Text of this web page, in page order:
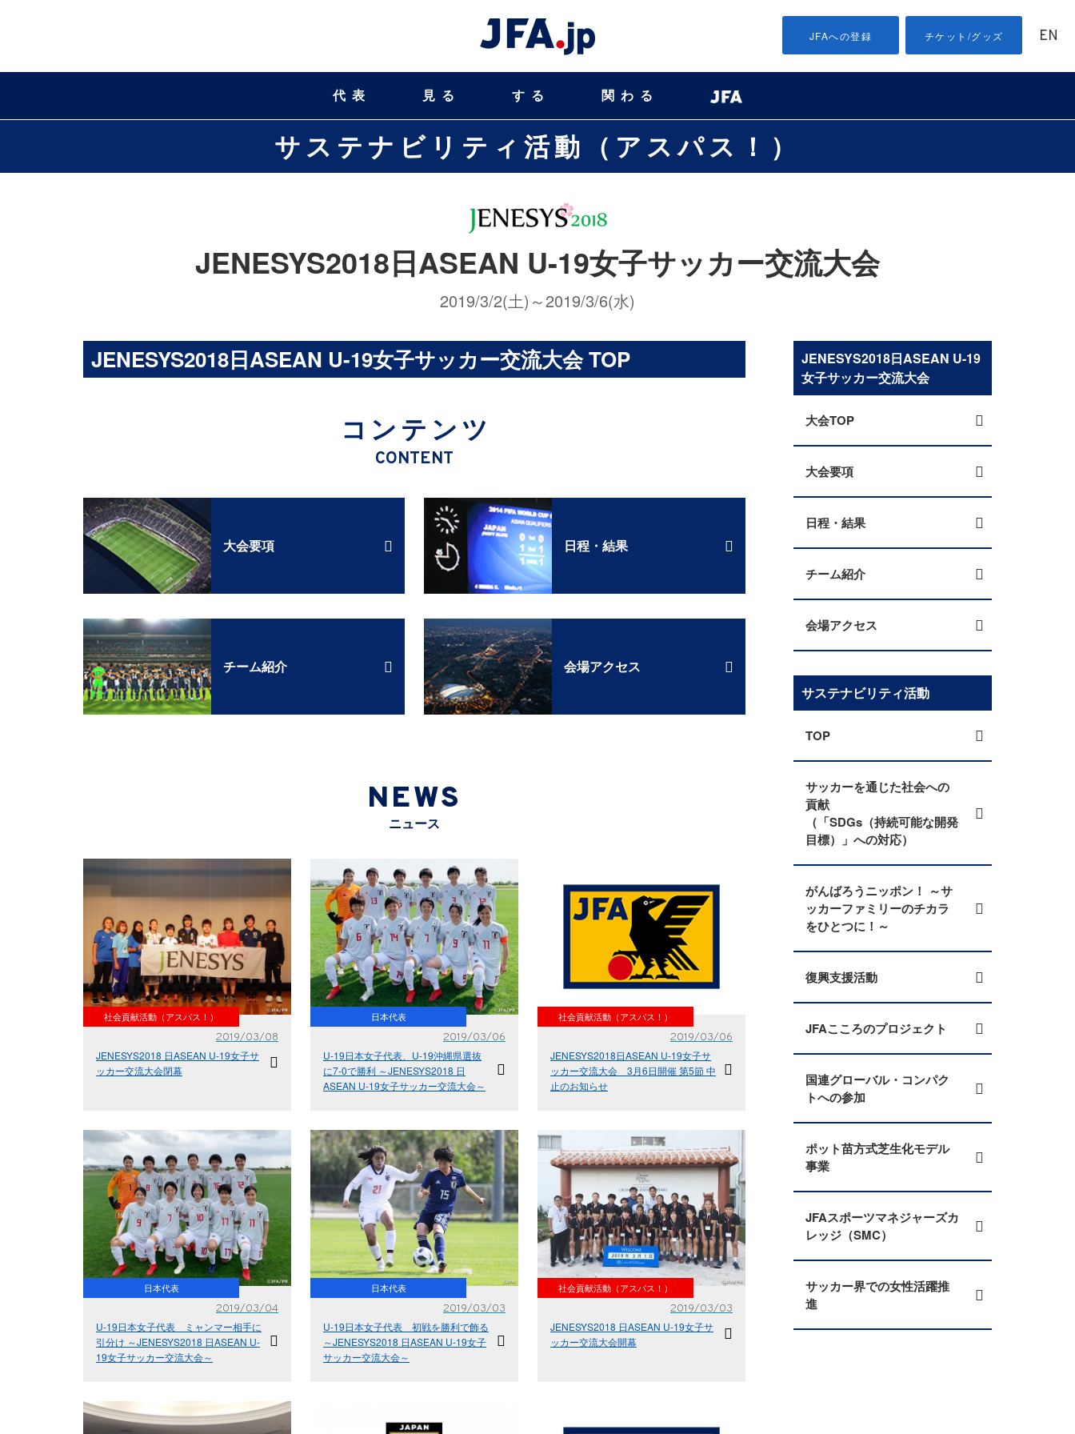
JFAへの登録 チケット/グッズ EN
代表 見る する 関わる
サステナビリティ活動（アスパス！）
JENESYS2018日ASEAN U-19女子サッカー交流大会 TOP
JENESYS2018日ASEAN U-19女子サッカー交流大会
2019/3/2(土)～2019/3/6(水)
コンテンツ
CONTENT
大会要項 日程・結果
チーム紹介 会場アクセス
NEWS
ニュース
社会貢献活動（アスパス！）
2019/03/08
JENESYS2018 日ASEAN U-19女子サ
ッカー交流大会閉幕
日本代表
2019/03/06
U-19日本女子代表、U-19沖縄県選抜
に7-0で勝利 ～JENESYS2018 日
ASEAN U-19女子サッカー交流大会～
社会貢献活動（アスパス！）
2019/03/06
JENESYS2018日ASEAN U-19女子サ
ッカー交流大会 3月6日開催 第5節 中
止のお知らせ
日本代表
2019/03/04
U-19日本女子代表 ミャンマー相手に
引分け ～JENESYS2018 日ASEAN U-
19女子サッカー交流大会～
日本代表
2019/03/03
U-19日本女子代表 初戦を勝利で飾る
～JENESYS2018 日ASEAN U-19女子
サッカー交流大会～
社会貢献活動（アスパス！）
2019/03/03
JENESYS2018 日ASEAN U-19女子サ
ッカー交流大会開幕
JENESYS2018日ASEAN U-19
女子サッカー交流大会
大会TOP
大会要項
日程・結果
チーム紹介
会場アクセス
サステナビリティ活動
TOP
サッカーを通じた社会への
貢献
（「SDGs（持続可能な開発
目標）」への対応）
がんばろうニッポン！ ～サ
ッカーファミリーのチカラ
をひとつに！～
復興支援活動
JFAこころのプロジェクト
国連グローバル・コンパク
トへの参加
ポット苗方式芝生化モデル
事業
JFAスポーツマネジャーズカ
レッジ（SMC）
サッカー界での女性活躍推
進